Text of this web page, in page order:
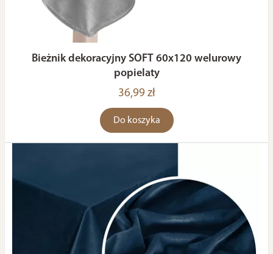
Bieżnik dekoracyjny SOFT 60x120 welurowy
popielaty
36,99 zł
Do koszyka